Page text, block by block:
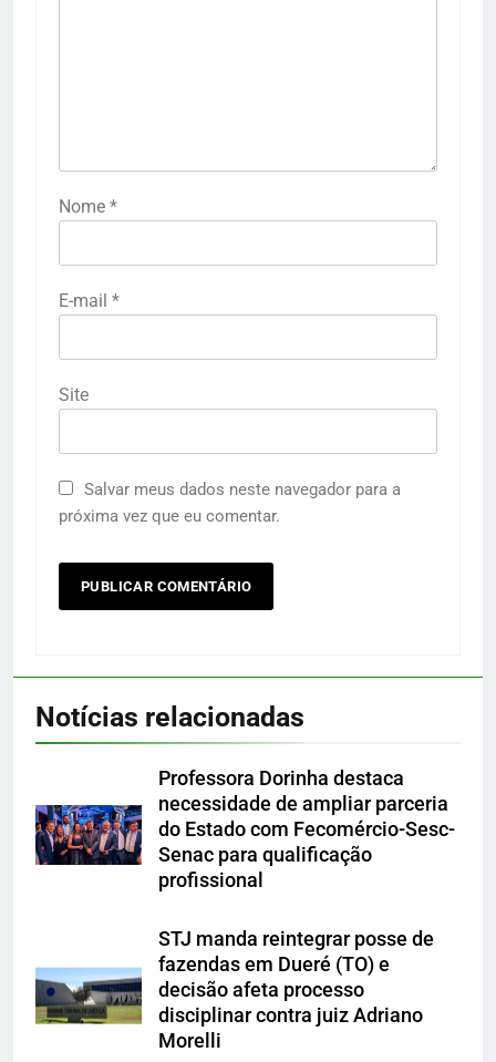
Nome *
E-mail *
Site
Salvar meus dados neste navegador para a
próxima vez que eu comentar.
Notícias relacionadas
Professora Dorinha destaca
necessidade de ampliar parceria
do Estado com Fecomércio-Sesc-
Senac para qualificação
profissional
STJ manda reintegrar posse de
fazendas em Dueré (TO) e
decisão afeta processo
disciplinar contra juiz Adriano
Morelli